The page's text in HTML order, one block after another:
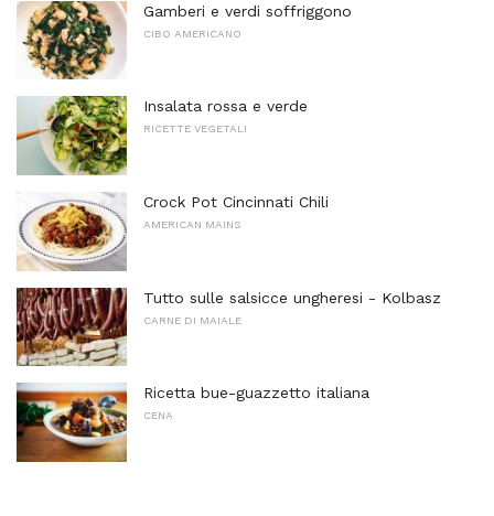
Gamberi e verdi soffriggono
CIBO AMERICANO
Insalata rossa e verde
RICETTE VEGETALI
Crock Pot Cincinnati Chili
AMERICAN MAINS
Tutto sulle salsicce ungheresi - Kolbasz
CARNE DI MAIALE
Ricetta bue-guazzetto italiana
CENA